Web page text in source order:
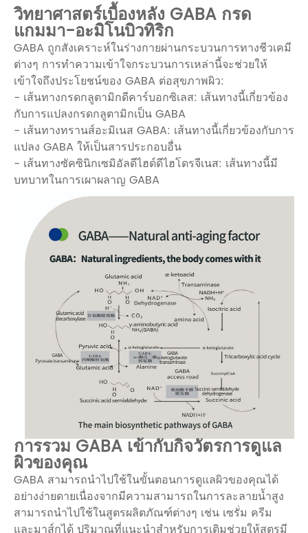
วิทยาศาสตร์เบื้องหลัง GABA กรด
แกมมา-อะมิโนบิวทิริก
GABA ถูกสังเคราะห์ในร่างกายผ่านกระบวนการทางชีวเคมี
ต่างๆ การทำความเข้าใจกระบวนการเหล่านี้จะช่วยให้
เข้าใจถึงประโยชน์ของ GABA ต่อสุขภาพผิว:
- เส้นทางกรดกลูตามิกดีคาร์บอกซิเลส: เส้นทางนี้เกี่ยวข้อง
กับการแปลงกรดกลูตามิกเป็น GABA
- เส้นทางทรานส์อะมิเนส GABA: เส้นทางนี้เกี่ยวข้องกับการ
แปลง GABA ให้เป็นสารประกอบอื่น
- เส้นทางซัคซินิกเซมิอัลดีไฮด์ดีไฮโดรจีเนส: เส้นทางนี้มี
บทบาทในการเผาผลาญ GABA
การรวม GABA เข้ากับกิจวัตรการดูแล
ผิวของคุณ
GABA สามารถนำไปใช้ในขั้นตอนการดูแลผิวของคุณได้
อย่างง่ายดายเนื่องจากมีความสามารถในการละลายน้ำสูง
สามารถนำไปใช้ในสูตรผลิตภัณฑ์ต่างๆ เช่น เซรั่ม ครีม
และมาส์กได้ ปริมาณที่แนะนำสำหรับการเติมช่วยให้สูตรมี